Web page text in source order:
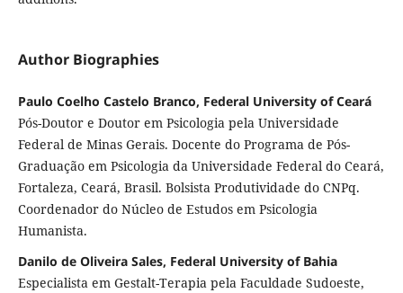
Author Biographies
Paulo Coelho Castelo Branco, Federal University of Ceará
Pós-Doutor e Doutor em Psicologia pela Universidade
Federal de Minas Gerais. Docente do Programa de Pós-
Graduação em Psicologia da Universidade Federal do Ceará,
Fortaleza, Ceará, Brasil. Bolsista Produtividade do CNPq.
Coordenador do Núcleo de Estudos em Psicologia
Humanista.
Danilo de Oliveira Sales, Federal University of Bahia
Especialista em Gestalt-Terapia pela Faculdade Sudoeste,